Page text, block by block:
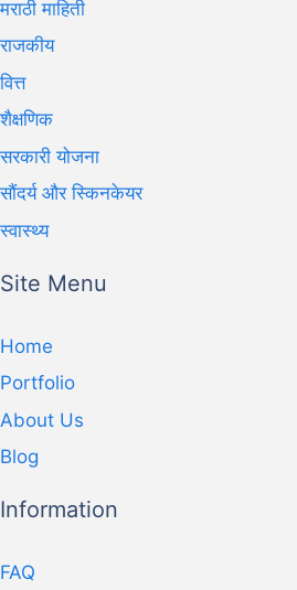
मराठी माहिती
राजकीय
वित्त
शैक्षणिक
सरकारी योजना
सौंदर्य और स्किनकेयर
स्वास्थ्य
Site Menu
Home
Portfolio
About Us
Blog
Information
FAQ